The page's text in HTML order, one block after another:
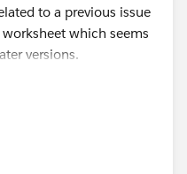
to a previous issue
which seems
versions.